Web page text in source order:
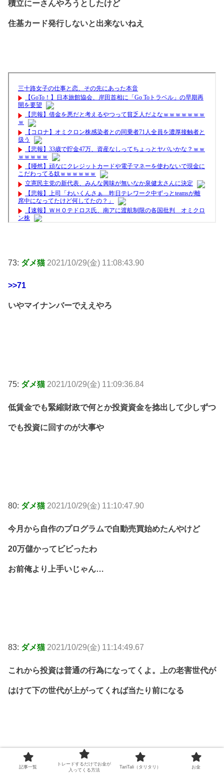
積立にーさんやろうとしたけど
住基カード発行しないと出来ないねえ
73: ダメ猫 2021/10/29(金) 11:08:43.90
>>71
いやマイナンバーでええやろ
75: ダメ猫 2021/10/29(金) 11:09:36.84
低賃金でも緊縮財政で何とか投資資金を捻出して少しずつ
でも投資に回すのが大事や
80: ダメ猫 2021/10/29(金) 11:10:47.90
今月から自作のプログラムで自動売買始めたんやけど
20万儲かってビビったわ
お前俺より上手いじゃん…
83: ダメ猫 2021/10/29(金) 11:14:49.67
これから投資は普通の行為になってくよ。上の老害世代が
はけて下の世代が上がってくれば当たり前になる
86:ダメ猫 2021/10/29(金) 11:16:12.44
記事一覧
トレードするだけでお金が
入ってくる方法
TariTali（タリタリ） お金